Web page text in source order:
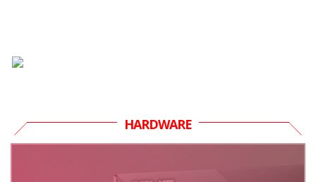
HARDWARE